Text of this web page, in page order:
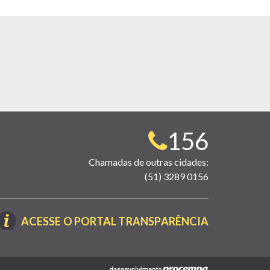
Telefone
para
contato:
156
Chamadas de outras cidades:
(51) 3289 0156
ACESSE O PORTAL TRANSPARÊNCIA(LINK